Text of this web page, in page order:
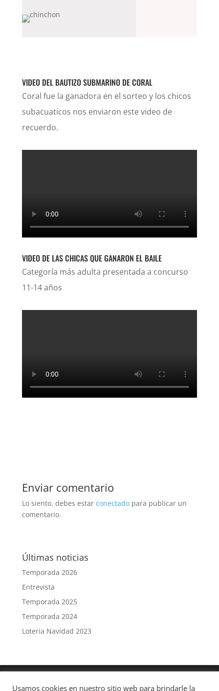
VIDEO DEL BAUTIZO SUBMARINO DE CORAL
Coral fue la ganadora en el sorteo y los chicos
subacuaticos nos enviaron este video de
recuerdo.
VIDEO DE LAS CHICAS QUE GANARON EL BAILE
Categoría más adulta presentada a concurso
11-14 años
Enviar comentario
Lo siento, debes estar conectadopara publicar un
comentario.
Últimas noticias
Temporada 2026
Entrevista
Temporada 2025
Temporada 2024
Loteria Navidad 2023
Usamos cookies en nuestro sitio web para brindarle la